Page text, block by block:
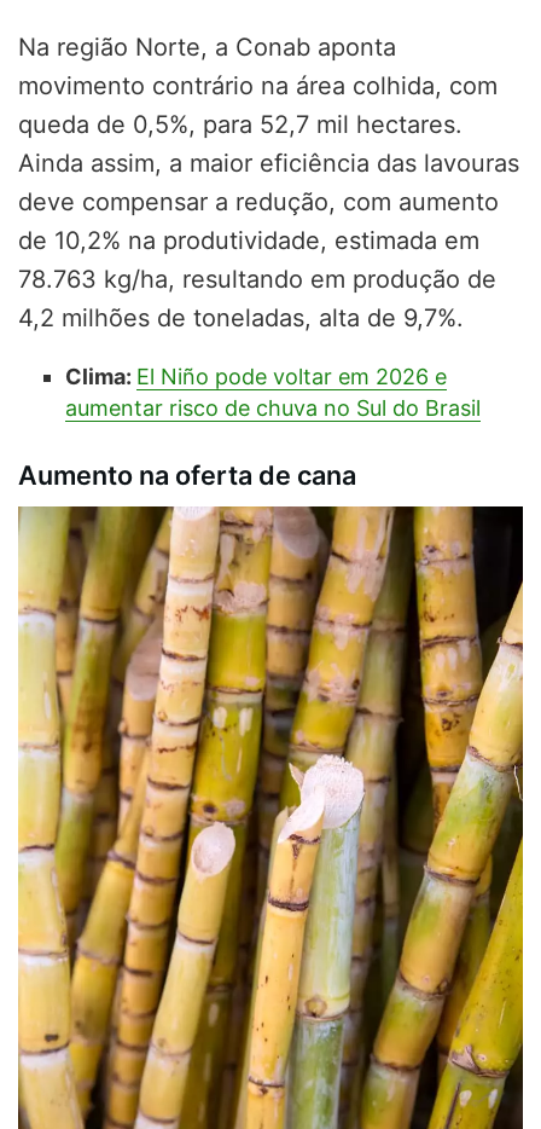
Na região Norte, a Conab aponta
movimento contrário na área colhida, com
queda de 0,5%, para 52,7 mil hectares.
Ainda assim, a maior eficiência das lavouras
deve compensar a redução, com aumento
de 10,2% na produtividade, estimada em
78.763 kg/ha, resultando em produção de
4,2 milhões de toneladas, alta de 9,7%.
Clima: El Niño pode voltar em 2026 e
aumentar risco de chuva no Sul do Brasil
Aumento na oferta de cana